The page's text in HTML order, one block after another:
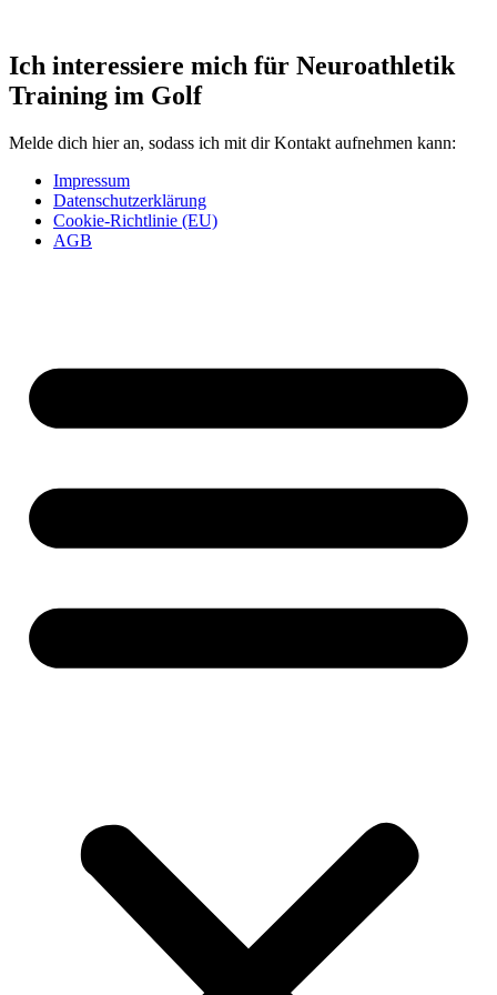
Ich interessiere mich für Neuroathletik
Training im Golf
Melde dich hier an, sodass ich mit dir Kontakt aufnehmen kann:
Impressum
Datenschutzerklärung
Cookie-Richtlinie (EU)
AGB